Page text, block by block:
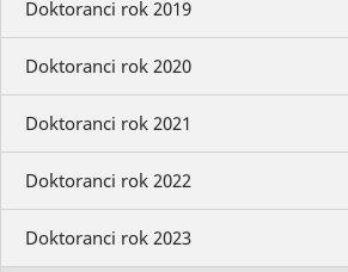
Doktoranci rok 2019
Doktoranci rok 2020
Doktoranci rok 2021
Doktoranci rok 2022
Doktoranci rok 2023